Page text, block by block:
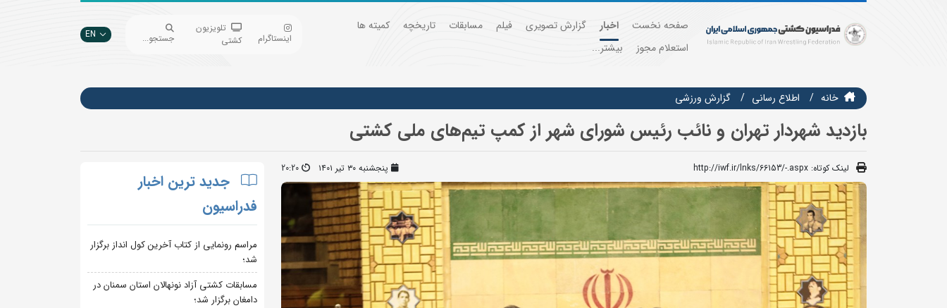
صفحه نخست اخبار گزارش تصویری فیلم مسابقات تاریخچه
کمیته ها
استعلام مجوز
بیشتر...
اینستاگرام
تلویزیون
کشتی
جستجو... EN
خانه اطلاع رسانی گزارش ورزشی
بازدید شهردار تهران و نائب رئیس شورای شهر از کمپ تیم‌های ملی کشتی
لینک کوتاه: http://iwf.ir/lnks/66153/-.aspx پنجشنبه ۳۰ تیر ۱۴۰۱ 20:20
جدید ترین اخبار
فدراسیون
مراسم رونمایی از کتاب آخرین کول انداز برگزار
شد؛
مسابقات کشتی آزاد نونهالان استان سمنان در
دامغان برگزار شد؛